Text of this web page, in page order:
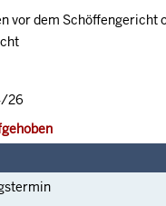
vor dem Schöffengericht
26